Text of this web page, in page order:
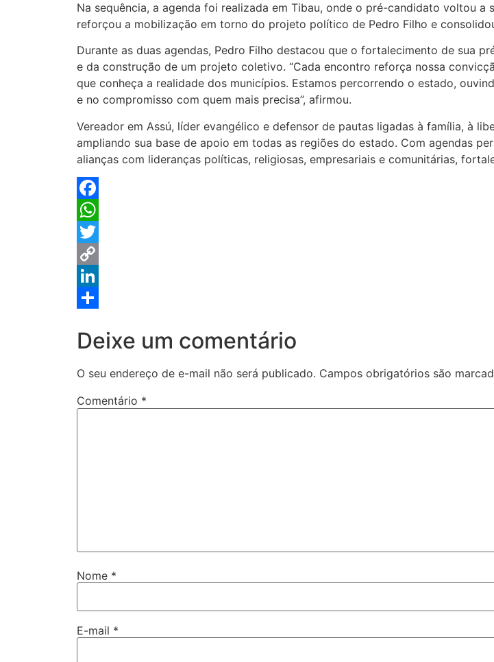
Na sequência, a agenda foi realizada em Tibau, onde o pré-candidato voltou
reforçou a mobilização em torno do projeto político de Pedro Filho e
Durante as duas agendas, Pedro Filho destacou que o fortalecimento de sua
e da construção de um projeto coletivo. “Cada encontro reforça nossa
que conheça a realidade dos municípios. Estamos percorrendo o estado,
e no compromisso com quem mais precisa”, afirmou.
Vereador em Assú, líder evangélico e defensor de pautas ligadas à família, à
ampliando sua base de apoio em todas as regiões do estado. Com agendas
alianças com lideranças políticas, religiosas, empresariais e comunitárias,
Facebook
WhatsApp
Twitter
Copy
Link
LinkedIn
Deixe um comentário
O seu endereço de e-mail não será publicado. Campos obrigatórios são
Comentário *
Nome *
E-mail *